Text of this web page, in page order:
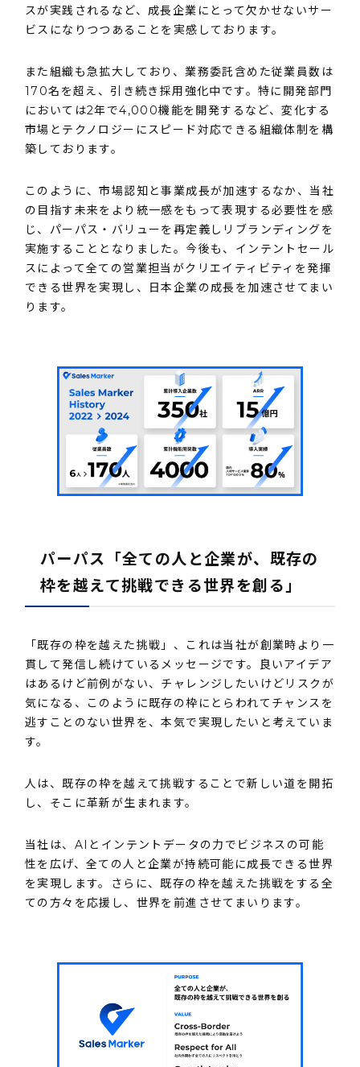
スが実践されるなど、成長企業にとって欠かせないサー
ビスになりつつあることを実感しております。
また組織も急拡大しており、業務委託含めた従業員数は
170名を超え、引き続き採用強化中です。特に開発部門
においては2年で4,000機能を開発するなど、変化する
市場とテクノロジーにスピード対応できる組織体制を構
築しております。
このように、市場認知と事業成長が加速するなか、当社
の目指す未来をより統一感をもって表現する必要性を感
じ、パーパス・バリューを再定義しリブランディングを
実施することとなりました。今後も、インテントセール
スによって全ての営業担当がクリエイティビティを発揮
できる世界を実現し、日本企業の成長を加速させてまい
ります。
パーパス
「全ての人と企業が、既存の
枠を越えて挑戦できる世界を創る」
「既存の枠を越えた挑戦」、これは当社が創業時より一
貫して発信し続けているメッセージです。良いアイデア
はあるけど前例がない、チャレンジしたいけどリスクが
気になる、このように既存の枠にとらわれてチャンスを
逃すことのない世界を、本気で実現したいと考えていま
す。
人は、既存の枠を越えて挑戦することで新しい道を開拓
し、そこに革新が生まれます。
当社は、AIとインテントデータの力でビジネスの可能
性を広げ、全ての人と企業が持続可能に成長できる世界
を実現します。さらに、既存の枠を越えた挑戦をする全
ての方々を応援し、世界を前進させてまいります。